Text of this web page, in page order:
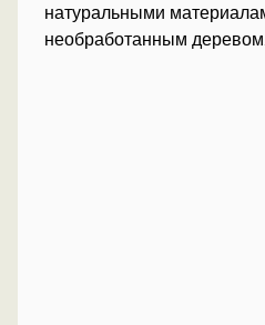
натуральными
необработанным деревом.